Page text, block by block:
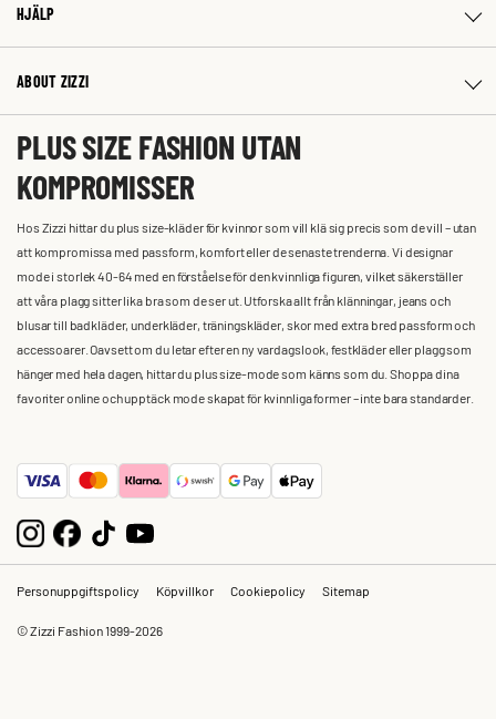
HJÄLP
ABOUT ZIZZI
PLUS SIZE FASHION UTAN
KOMPROMISSER
Hos Zizzi hittar du plus size-kläder för kvinnor som vill klä sig precis som de vill – utan
att kompromissa med passform, komfort eller de senaste trenderna. Vi designar
mode i storlek 40-64 med en förståelse för den kvinnliga figuren, vilket säkerställer
att våra plagg sitter lika bra som de ser ut. Utforska allt från klänningar, jeans och
blusar till badkläder, underkläder, träningskläder, skor med extra bred passform och
accessoarer. Oavsett om du letar efter en ny vardagslook, festkläder eller plagg som
hänger med hela dagen, hittar du plus size-mode som känns som du. Shoppa dina
favoriter online och upptäck mode skapat för kvinnliga former – inte bara standarder.
Personuppgiftspolicy Köpvillkor Cookiepolicy Sitemap
© Zizzi Fashion 1999-2026